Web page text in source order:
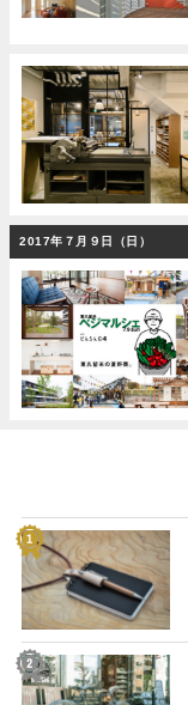
2017年７月９日（日）